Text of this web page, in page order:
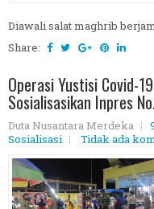
Diawali salat maghrib
Share:
Operasi Yustisi Covid-
Sosialisasikan Inpres
Duta Nusantara Merdeka
Sosialisasi
Tidak ada